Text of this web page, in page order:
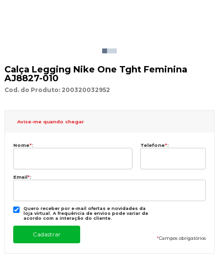
Calça Legging Nike One Tght Feminina
AJ8827-010
Cod. do Produto: 200320032952
Avise-me quando chegar
Nome*: Telefone*:
Email*:
Quero receber por e-mail ofertas e novidades da
loja virtual. A frequência de envios pode variar de
acordo com a interação do cliente.
*Campos obrigatórios